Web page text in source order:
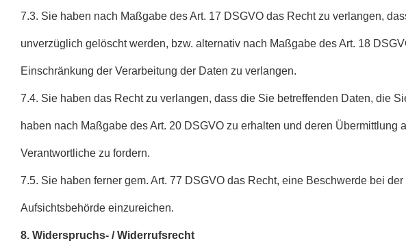
7.3. Sie haben nach Maßgabe des Art. 17 DSGVO das Recht zu verlangen,
unverzüglich gelöscht werden, bzw. alternativ nach Maßgabe des Art. 18
Einschränkung der Verarbeitung der Daten zu verlangen.
7.4. Sie haben das Recht zu verlangen, dass die Sie betreffenden Daten, die
haben nach Maßgabe des Art. 20 DSGVO zu erhalten und deren Übermittlung
Verantwortliche zu fordern.
7.5. Sie haben ferner gem. Art. 77 DSGVO das Recht, eine Beschwerde bei
Aufsichtsbehörde einzureichen.
8. Widerspruchs- / Widerrufsrecht